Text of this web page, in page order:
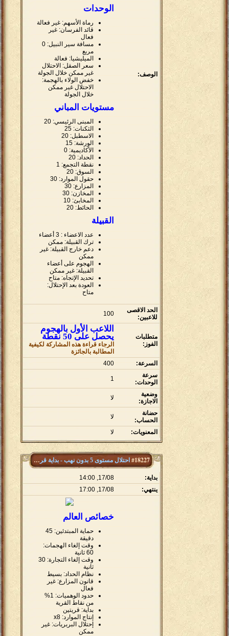
الوصف:
الوحدات
رماة الأسهم: غير فعالة
قائد الفرسان: غير
فعال
مسافة سير النبيل: 0
مربع
الميليشيا: فعالة
سعر الصقل: الاحتلال
غير ممكن خلال الجولة
خفض الولاء بالهجمة:
الاحتلال غير ممكن
خلال الجولة
مستويات المباني
المبنى الرئيسي: 20
الثكنات: 25
الاسطبل: 20
الورشة: 15
الأكاديمية: 0
الحداد: 20
نقطة التجمع: 1
السوق: 20
حقول الموارد: 30
المزارع: 30
المخازن: 30
المخابئ: 10
الحائط: 20
القبيلة
عدد الاعضاء : 3 أعضاء
ترك القبيلة: ممكن
دعم خارج القبيلة: غير
ممكن
الهجوم على أعضاء
القبيلة: غير ممكن
تحديد الإتجاه: متاح
العودة بعد الإحتلال:
متاح
الحد الاقصى
للاعبين:
100
متطلبات
الفوز:
اللاعب الأول بالهجوم
يحصل على 50 نقطة
الرجاء قراءة هذه المشاركة لكيفية
المطالبة بالجائزة
السرعة:
400
سرعة
الوحدات:
1
وضعية
الاجازة:
لا
حضانة
الحساب:
لا
المعنويات: لا
#18227 احتلال مستوى 5 بدون نهب - بداية قريتين
بداية:
17/08, 14:00
ينتهي:
17/08, 17:00
خصائص العالم
حماية المبتدئين: 45
دقيقة
وقت إلغاء الهجمات:
60 ثانية
وقت إلغاء التجارة: 30
ثانية
نظام الحداد: بسيط
قانون المزارع: غير
فعال
حدود الوهميات: 1%
من نقاط القرية
بداية: قريتين
إنتاج الموارد: x8
إحتلال البربريات: غير
ممكن